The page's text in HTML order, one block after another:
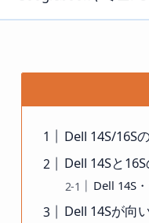
Dell 14S/16S
Dell 14Sと
Dell 14S
Dell 14Sが向